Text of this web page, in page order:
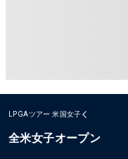
LPGAツアー 米国女子
全米女子オープン